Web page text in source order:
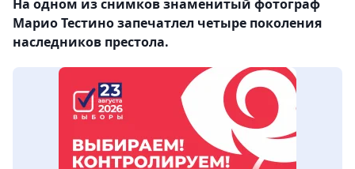
На одном из снимков знаменитый фотограф
Марио Тестино запечатлел четыре поколения
наследников престола.